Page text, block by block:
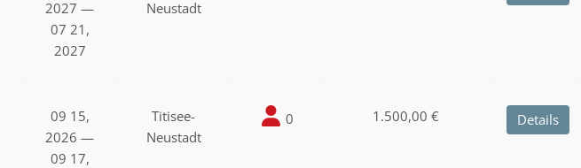
2027 —
07 21,
2027
Neustadt
09 15,
2026 —
09 17,
Titisee-
Neustadt
0 1.500,00 € Details